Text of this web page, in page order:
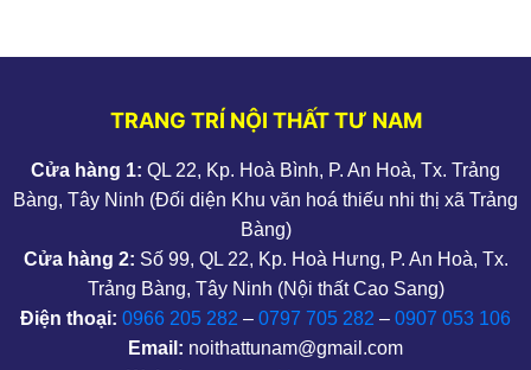
TRANG TRÍ NỘI THẤT TƯ NAM
Cửa hàng 1: QL 22, Kp. Hoà Bình, P. An Hoà, Tx. Trảng
Bàng, Tây Ninh (Đối diện Khu văn hoá thiếu nhi thị xã Trảng
Bàng)
Cửa hàng 2: Số 99, QL 22, Kp. Hoà Hưng, P. An Hoà, Tx.
Trảng Bàng, Tây Ninh (Nội thất Cao Sang)
Điện thoại: 0966 205 282 – 0797 705 282 – 0907 053 106
Email: noithattunam@gmail.com